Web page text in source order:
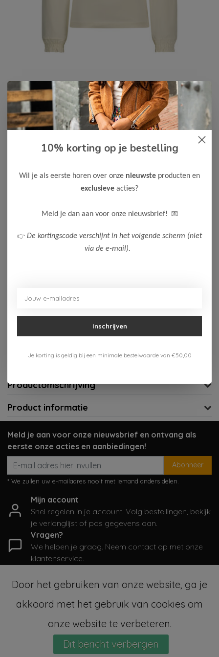
Le Chic -55%
Le Chic Meisjes Longsleeve
18,00 39,99
Kleur: Dreamy Creamy
Gratis verzenden vanaf 75,-
Productomschrijving
Product informatie
Meld je aan voor onze nieuwsbrief en ontvang als
eerste onze acties en aanbiedingen!
Abonneer
* We zullen uw e-mailadres nooit met iemand anders delen.
Mijn account
Snel regelen in je account. Volg bestellingen, bekijk
je verlanglijst of pas gegevens aan.
Vragen?
We helpen je graag. Neem contact op met onze
klantenservice.
Informatie
Categorieën
© Copyright 2026 - SampleSale4Kids | RealisatieInStijl Media
Door het gebruiken van onze website, ga je
akkoord met het gebruik van cookies om
onze website te verbeteren.
Dit bericht verbergen
10% korting op je bestelling
Wil je als eerste horen over onze nieuwste producten en
exclusieve acties?
Meld je dan aan voor onze nieuwsbrief! 💌
👉 De kortingscode verschijnt in het volgende scherm (niet
via de e-mail).
Inschrijven
Je korting is geldig bij een minimale bestelwaarde van €50,00